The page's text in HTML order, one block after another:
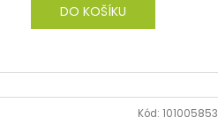
DO KOŠÍKU
Kód: 101005853